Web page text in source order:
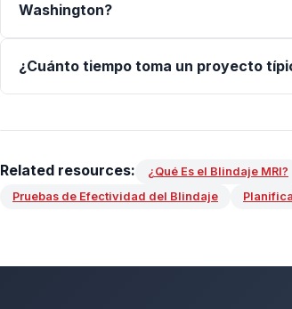
Washington?
¿Cuánto tiempo toma un proyecto
Related resources: ¿Qué Es el Blindaje MRI?
Pruebas de Efectividad del Blindaje